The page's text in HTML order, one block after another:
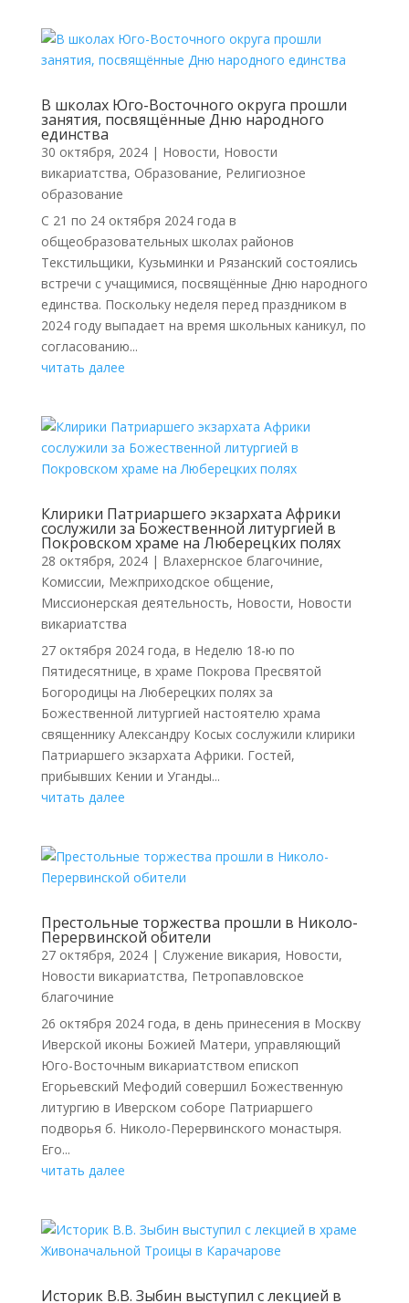
В школах Юго-Восточного округа прошли
занятия, посвящённые Дню народного
единства
30 октября, 2024| Новости, Новости
викариатства, Образование, Религиозное
образование
С 21 по 24 октября 2024 года в
общеобразовательных школах районов
Текстильщики, Кузьминки и Рязанский состоялись
встречи с учащимися, посвящённые Дню народного
единства. Поскольку неделя перед праздником в
2024 году выпадает на время школьных каникул, по
согласованию...
читать далее
Клирики Патриаршего экзархата Африки
сослужили за Божественной литургией в
Покровском храме на Люберецких полях
28 октября, 2024| Влахернское благочиние,
Комиссии, Межприходское общение,
Миссионерская деятельность, Новости, Новости
викариатства
27 октября 2024 года, в Неделю 18-ю по
Пятидесятнице, в храме Покрова Пресвятой
Богородицы на Люберецких полях за
Божественной литургией настоятелю храма
священнику Александру Косых сослужили клирики
Патриаршего экзархата Африки. Гостей,
прибывших Кении и Уганды...
читать далее
Престольные торжества прошли в Николо-
Перервинской обители
27 октября, 2024| Cлужение викария, Новости,
Новости викариатства, Петропавловское
благочиние
26 октября 2024 года, в день принесения в Москву
Иверской иконы Божией Матери, управляющий
Юго-Восточным викариатством епископ
Егорьевский Мефодий совершил Божественную
литургию в Иверском соборе Патриаршего
подворья б. Николо-Перервинского монастыря.
Его...
читать далее
Историк В.В. Зыбин выступил с лекцией в